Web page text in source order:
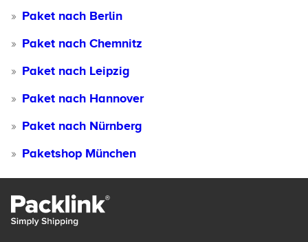
Paket nach Berlin
Paket nach Chemnitz
Paket nach Leipzig
Paket nach Hannover
Paket nach Nürnberg
Paketshop München